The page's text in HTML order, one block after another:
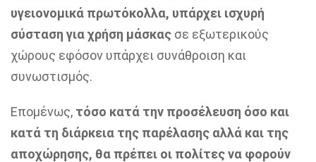
υγειονομικά πρωτόκολλα, υπάρχει ισχυρή
σύσταση για χρήση μάσκας σε εξωτερικούς
χώρους εφόσον υπάρχει συνάθροιση και
συνωστισμός.
Επομένως, τόσο κατά την προσέλευση όσο και
κατά τη διάρκεια της παρέλασης αλλά και της
αποχώρησης, θα πρέπει οι πολίτες να φορούν